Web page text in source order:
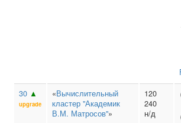
30 ▲
upgrade
«Вычислительный
кластер "Академик
В.М. Матросов"»
120
240
н/д